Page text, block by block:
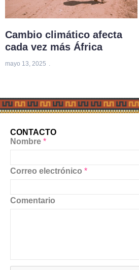
Cambio climático afecta
cada vez más África
mayo 13, 2025
CONTACTO
Nombre *
Correo electrónico *
Comentario